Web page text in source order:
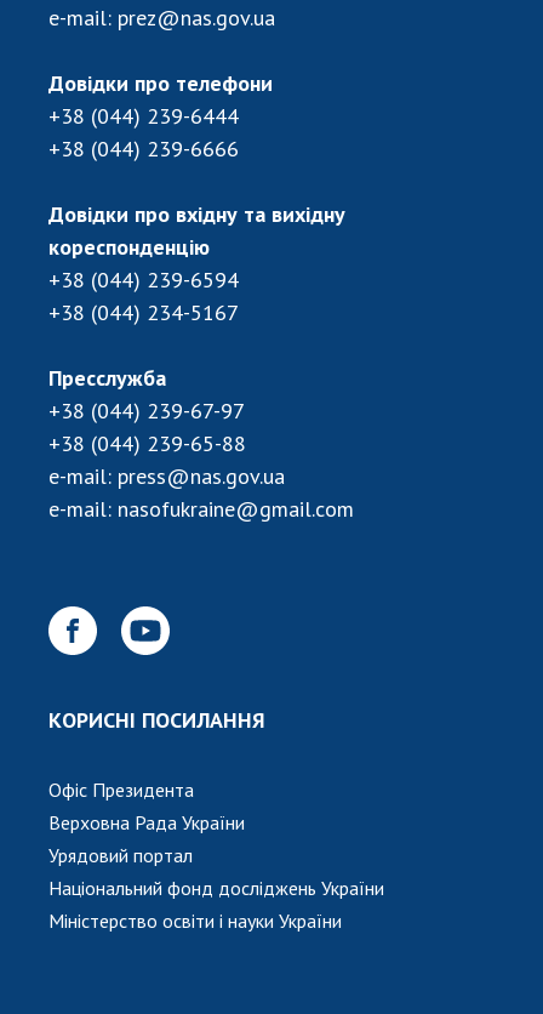
Засідання Президії НАН України
Річні звіти НАН України
Річні фінансові звіти НАН України
Наукові публікації та видавнича діяльність
трансфер технологій в наукових установах
Наукові об'єкти, що становлять національне
надбання
Центри колективного користування
Оцінювання ефективності діяльності
наукових установ
Конкурси наукових досліджень НАН України
Відкрита наука в НАН України
Підготовка наукових кадрів
МІЖНАРОДНЕ СПІВРОБІТНИЦТВО
Міжнародні угоди
ДОКУМЕНТИ
Нормативні акти НАН України
Державний бюджет НАН України
Вибори до складу НАН України
e-mail: prez@nas.gov.ua
Довідки про телефони
+38 (044) 239-6444
+38 (044) 239-6666
Довідки про вхідну та вихідну
кореспонденцію
+38 (044) 239-6594
+38 (044) 234-5167
Пресслужба
+38 (044) 239-67-97
+38 (044) 239-65-88
e-mail: press@nas.gov.ua
e-mail: nasofukraine@gmail.com
КОРИСНІ ПОСИЛАННЯ
Офіс Президента
Верховна Рада України
Урядовий портал
Національний фонд досліджень України
Міністерство освіти і науки України